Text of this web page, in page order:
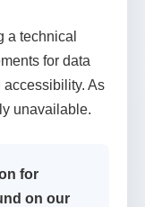
a technical
for data
accessibility. As
unavailable.
for
on our